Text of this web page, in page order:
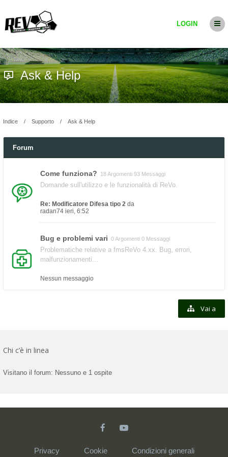
LOGIN
Ask & Help
Indice Supporto Ask & Help
Forum
Come funziona? 18 Argomenti 93 Messaggi
Domande sull'utilizzo e le funzionalità di ReVo.
Re: Modificatore Difesa tipo 2 da
radan74 ieri, 6:52
Bug e problemi vari 0 Argomenti 0 Messaggi
Problematiche relative a fmsReVo 4.xx. Bug, errori,
malfunzionamenti...
Nessun messaggio
Vai a
Chi c’è in linea
Visitano il forum: Nessuno e 1 ospite
Privacy Cookie Condizioni generali